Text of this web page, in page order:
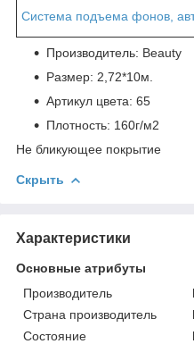
Система подъема фонов,
Производитель: Beauty
Размер: 2,72*10м.
Артикул цвета: 65
Плотность: 160г/м2
Не бликующее покрытие
Скрыть
Характеристики
Основные атрибуты
Производитель
Страна производитель
Состояние